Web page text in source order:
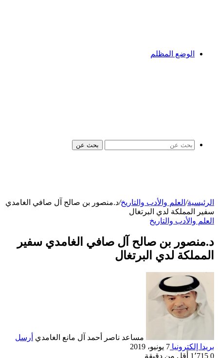
الوضع المظلم
بحث عن
الرئيسية/ العلم والأدب والتاريخ/د.منصور بن صالح آل صافي الغامدي
سفير المملكة لدي البرتغال
العلم والأدب والتاريخ
د.منصور بن صالح آل صافي الغامدي سفير
المملكة لدي البرتغال
مساعد ناصر أحمد آل مانع الغامدي أرسل
بريدا إلكترونيا 7 يونيو، 2019
0
أقل من دقيقة